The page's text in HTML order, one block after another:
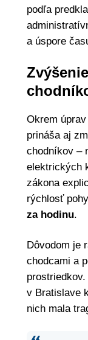
podľa
a úspore
Okrem
prináša aj
chodníkov –
elektrických
zákona
rýchlosť
za hodinu.
Dôvodom je
chodcami a
v Bratislave
nich mala